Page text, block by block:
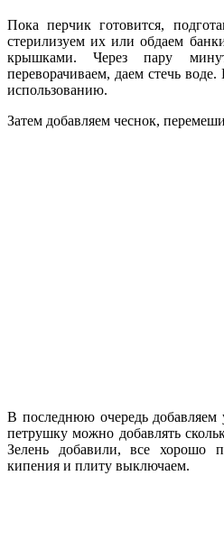
Пока перчик готовится,
стерилизуем их или обдаем
крышками. Через пару
переворачиваем, даем стечь
использованию.
Затем добавляем чеснок,
В последнюю очередь
петрушку можно добавлять
Зелень добавили, все хорошо
кипения и плиту выключаем.